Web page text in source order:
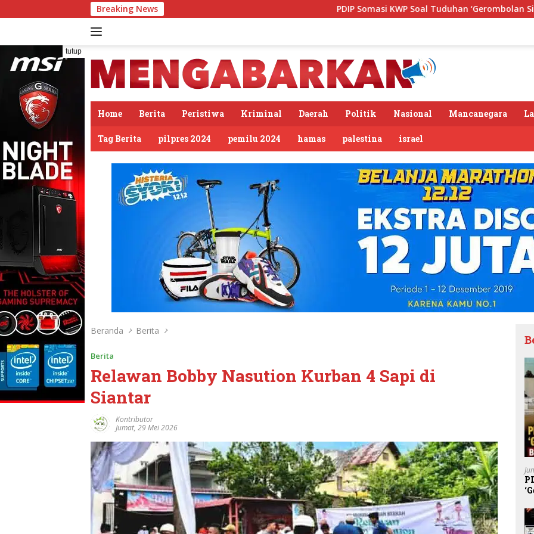
ke
Breaking News PDIP Somasi KWP Soal Tuduhan ‘Gerombolan Sirkus’, Buntut Rapat
tutup
Home Berita Peristiwa Kriminal Daerah Politik Nasional Mancanegara
Tag Berita pilpres 2024 pemilu 2024 hamas palestina israel
Beranda Berita
Berita
Relawan Bobby Nasution Kurban 4 Sapi di
Siantar
Kontributor
Jumat, 29 Mei 2026